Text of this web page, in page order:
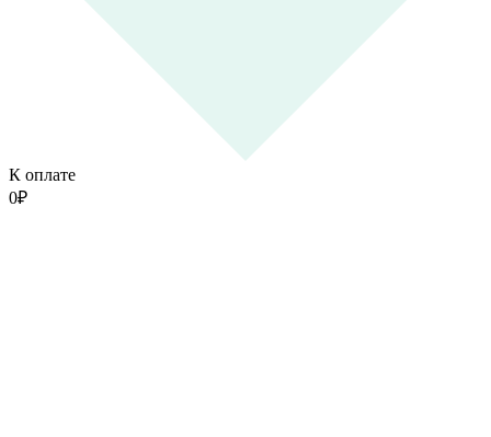
К оплате
0₽